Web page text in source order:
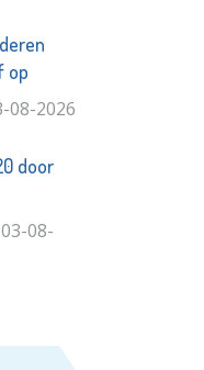
op
08-2026
door
08-